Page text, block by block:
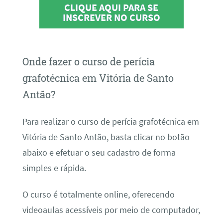
CLIQUE AQUI PARA SE
INSCREVER NO CURSO
Onde fazer o curso de perícia
grafotécnica em Vitória de Santo
Antão?
Para realizar o curso de perícia grafotécnica em
Vitória de Santo Antão, basta clicar no botão
abaixo e efetuar o seu cadastro de forma
simples e rápida.
O curso é totalmente online, oferecendo
videoaulas acessíveis por meio de computador,